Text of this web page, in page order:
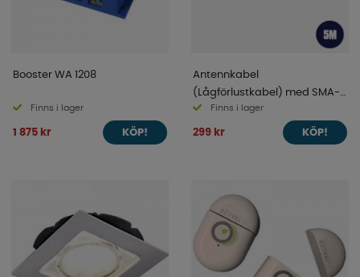
Booster WA 1208
Finns i lager
1 875 kr KÖP!
Antennkabel
(Lågförlustkabel) med SMA-
kontakter – 5m
Finns i lager
299 kr KÖP!